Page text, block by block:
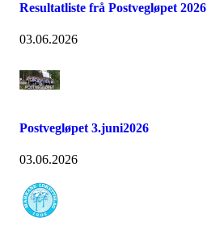
Resultatliste frå Postvegløpet 2026
03.06.2026
Postvegløpet 3.juni2026
03.06.2026